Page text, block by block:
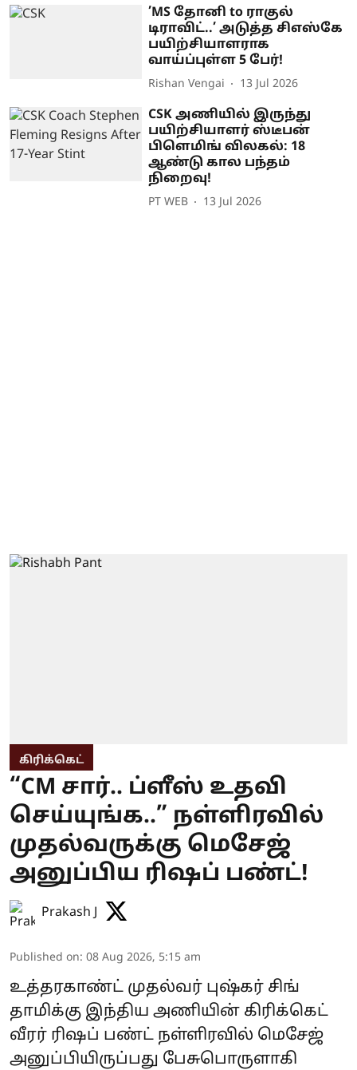
’MS தோனி to ராகுல்
டிராவிட்..’ அடுத்த சிஎஸ்கே
பயிற்சியாளராக
வாய்ப்புள்ள 5 பேர்!
Rishan Vengai 13 Jul 2026
CSK அணியில் இருந்து
பயிற்சியாளர் ஸ்டீபன்
பிளெமிங் விலகல்: 18
ஆண்டு கால பந்தம்
நிறைவு!
PT WEB 13 Jul 2026
கிரிக்கெட்
“CM சார்.. ப்ளீஸ் உதவி
செய்யுங்க..” நள்ளிரவில்
முதல்வருக்கு மெசேஜ்
அனுப்பிய ரிஷப் பண்ட்!
Prakash J
Published on: 08 Aug 2026, 5:15 am
உத்தரகாண்ட் முதல்வர் புஷ்கர் சிங்
தாமிக்கு இந்திய அணியின் கிரிக்கெட்
வீரர் ரிஷப் பண்ட் நள்ளிரவில் மெசேஜ்
அனுப்பியிருப்பது பேசுபொருளாகி